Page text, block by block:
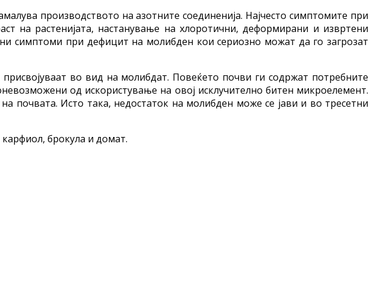
производството на азотните соединенија. Најчесто симптомите при
на растенијата, настанување на хлоротични, деформирани и извртени
симптоми при дефицит на молибден кои сериозно можат да го загрозат
во вид на молибдат. Повеќето почви ги содржат потребните
од искористување на овој исклучително битен микроелемент.
почвата. Исто така, недостаток на молибден може се јави и во тресетни
карфиол, брокула и домат.